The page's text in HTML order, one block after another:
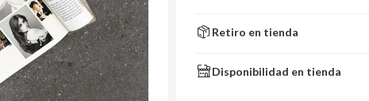
Retiro en tienda
Disponibilidad en tienda